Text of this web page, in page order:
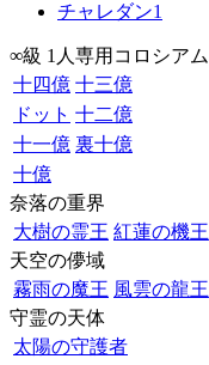
チャレダン1
∞級 1人専用コロシアム
十四億 十三億
ドット 十二億
十一億 裏十億
十億
奈落の重界
大樹の霊王 紅蓮の機王
天空の儚域
霧雨の魔王 風雲の龍王
守霊の天体
太陽の守護者